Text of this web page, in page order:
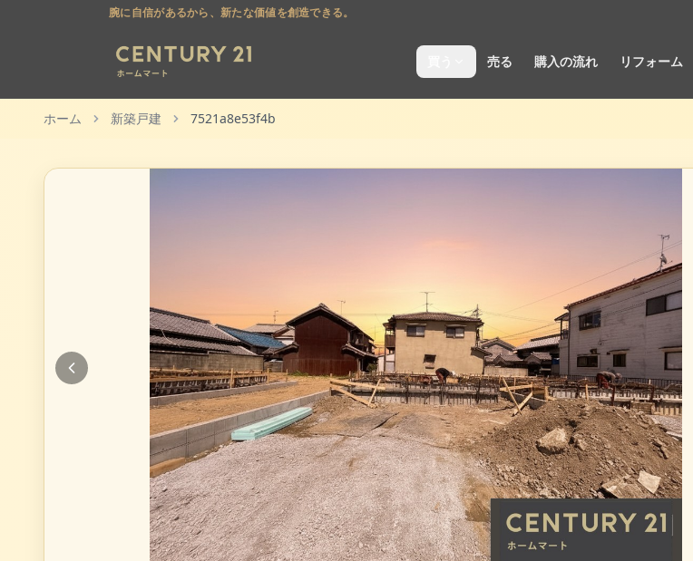
腕に自信があるから、新たな価値を創造できる。
売る 購入の流れ リフォーム
ホーム 新築戸建 7521a8e53f4b